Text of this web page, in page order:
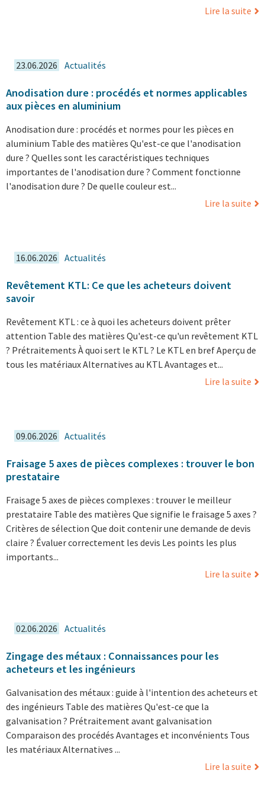
Lire la suite
23.06.2026 Actualités
Anodisation dure : procédés et normes applicables
aux pièces en aluminium
Anodisation dure : procédés et normes pour les pièces en
aluminium Table des matières Qu'est-ce que l'anodisation
dure ? Quelles sont les caractéristiques techniques
importantes de l'anodisation dure ? Comment fonctionne
l'anodisation dure ? De quelle couleur est...
Lire la suite
16.06.2026 Actualités
Revêtement KTL: Ce que les acheteurs doivent
savoir
Revêtement KTL : ce à quoi les acheteurs doivent prêter
attention Table des matières Qu'est-ce qu'un revêtement KTL
? Prétraitements À quoi sert le KTL ? Le KTL en bref Aperçu de
tous les matériaux Alternatives au KTL Avantages et...
Lire la suite
09.06.2026 Actualités
Fraisage 5 axes de pièces complexes : trouver le bon
prestataire
Fraisage 5 axes de pièces complexes : trouver le meilleur
prestataire Table des matières Que signifie le fraisage 5 axes ?
Critères de sélection Que doit contenir une demande de devis
claire ? Évaluer correctement les devis Les points les plus
importants...
Lire la suite
02.06.2026 Actualités
Zingage des métaux : Connaissances pour les
acheteurs et les ingénieurs
Galvanisation des métaux : guide à l'intention des acheteurs et
des ingénieurs Table des matières Qu'est-ce que la
galvanisation ? Prétraitement avant galvanisation
Comparaison des procédés Avantages et inconvénients Tous
les matériaux Alternatives ...
Lire la suite